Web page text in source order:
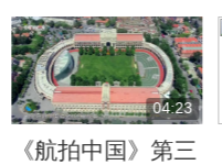
04:23
《航拍中国》第三